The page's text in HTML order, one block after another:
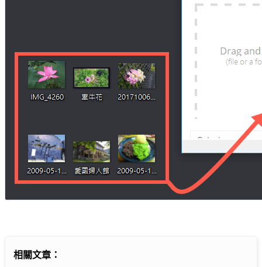
相關文章：